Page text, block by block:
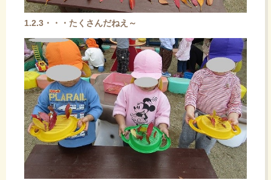
1.2.3・・・たくさんだねえ～